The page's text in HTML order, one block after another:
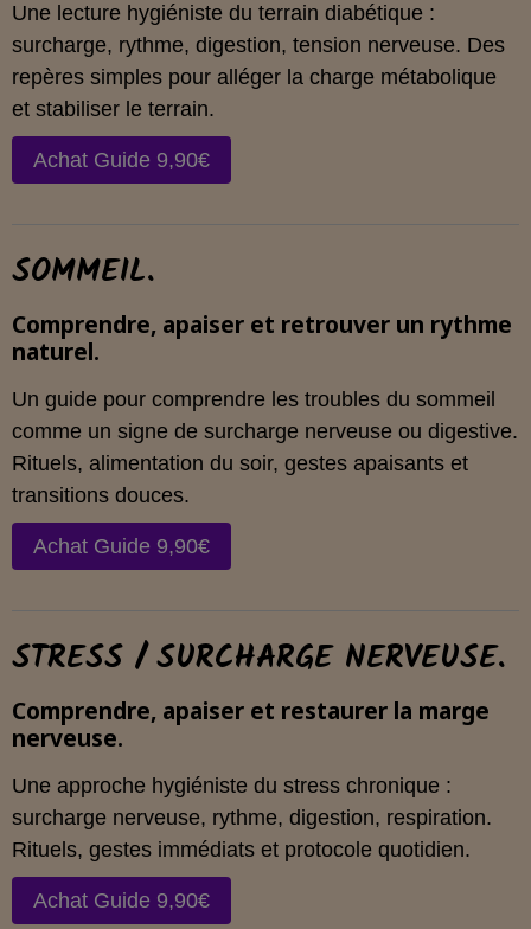
Une lecture hygiéniste du terrain diabétique :
surcharge, rythme, digestion, tension nerveuse. Des
repères simples pour alléger la charge métabolique
et stabiliser le terrain.
Achat Guide 9,90€
SOMMEIL.
Comprendre, apaiser et retrouver un rythme
naturel.
Un guide pour comprendre les troubles du sommeil
comme un signe de surcharge nerveuse ou digestive.
Rituels, alimentation du soir, gestes apaisants et
transitions douces.
Achat Guide 9,90€
STRESS / SURCHARGE NERVEUSE.
Comprendre, apaiser et restaurer la marge
nerveuse.
Une approche hygiéniste du stress chronique :
surcharge nerveuse, rythme, digestion, respiration.
Rituels, gestes immédiats et protocole quotidien.
Achat Guide 9,90€